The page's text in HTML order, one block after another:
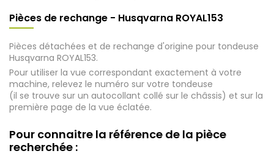
Pièces de rechange - Husqvarna ROYAL153
Pièces détachées et de rechange d'origine pour tondeuse
Husqvarna ROYAL153.
Pour utiliser la vue correspondant exactement à votre
machine, relevez le numéro sur votre tondeuse
(il se trouve sur un autocollant collé sur le châssis) et sur la
première page de la vue éclatée.
Pour connaitre la référence de la pièce
recherchée :